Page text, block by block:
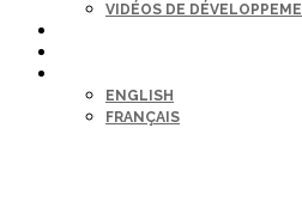
VIDÉOS DE
ENGLISH
FRANÇAIS